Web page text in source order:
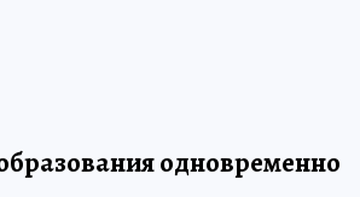
одновременно